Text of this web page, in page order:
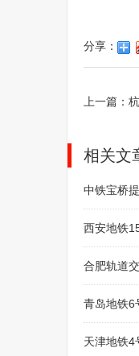
分享：
上一篇：
相关文
中铁宝桥
西安地铁
合肥轨道
青岛地铁6
天津地铁4